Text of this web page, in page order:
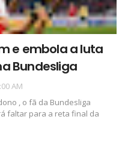
e embola a luta
Bundesliga
AM
, o fã da Bundesliga
faltar para a reta final da